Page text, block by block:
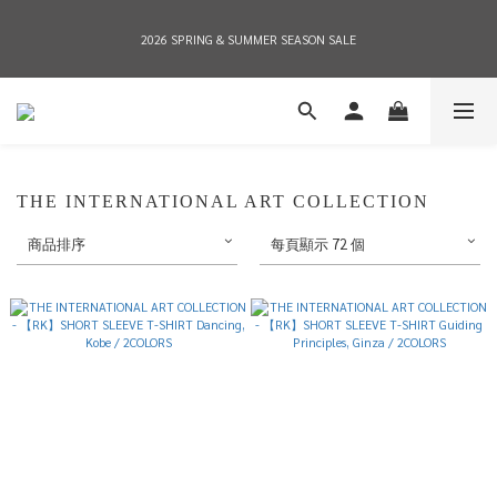
2026 SPRING & SUMMER SEASON SALE
2026 SPRING & SUMMER SEASON SALE
全店消費滿NT$8,000 享有7-11店到店免運費，NT$10,000店到店與宅配到府免運費
2026 SPRING & SUMMER SEASON SALE
THE INTERNATIONAL ART COLLECTION
商品排序 每頁顯示 72 個